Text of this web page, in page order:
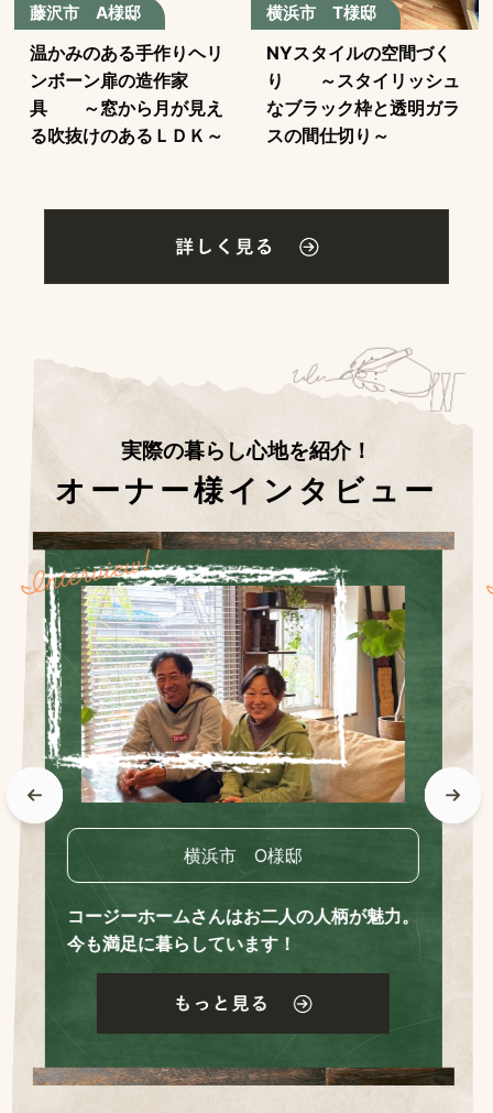
藤沢市 A様邸
温かみのある手作りヘリ
ンボーン扉の造作家
具 ～窓から月が見え
る吹抜けのあるＬＤＫ～
横浜市 T様邸
NYスタイルの空間づく
り ～スタイリッシュ
なブラック枠と透明ガラ
スの間仕切り～
実際の暮らし心地を紹介！
オーナー様インタビュー
茅ヶ崎市 N様邸
カフェ風の落ち着く世界観。お気に入りの家
をつくることができました！